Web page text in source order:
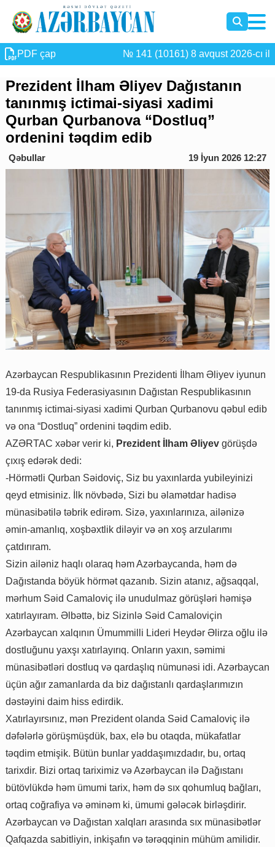
PDF çap № 141 (10161) 8 avqust 2026-cı il
Prezident İlham Əliyev Dağıstanın
tanınmış ictimai-siyasi xadimi
Qurban Qurbanova “Dostluq”
ordenini təqdim edib
Qəbullar 19 İyun 2026 12:27
Azərbaycan Respublikasının Prezidenti İlham Əliyev iyunun
19-da Rusiya Federasiyasının Dağıstan Respublikasının
tanınmış ictimai-siyasi xadimi Qurban Qurbanovu qəbul edib
və ona “Dostluq” ordenini təqdim edib.
AZƏRTAC xəbər verir ki, Prezident İlham Əliyev görüşdə
çıxış edərək dedi:
-Hörmətli Qurban Səidoviç, Siz bu yaxınlarda yubileyinizi
qeyd etmisiniz. İlk növbədə, Sizi bu əlamətdar hadisə
münasibətilə təbrik edirəm. Sizə, yaxınlarınıza, ailənizə
əmin-amanlıq, xoşbəxtlik diləyir və ən xoş arzularımı
çatdırıram.
Sizin ailəniz haqlı olaraq həm Azərbaycanda, həm də
Dağıstanda böyük hörmət qazanıb. Sizin atanız, ağsaqqal,
mərhum Səid Camaloviç ilə unudulmaz görüşləri həmişə
xatırlayıram. Əlbəttə, biz Sizinlə Səid Camaloviçin
Azərbaycan xalqının Ümummilli Lideri Heydər Əlirza oğlu ilə
dostluğunu yaxşı xatırlayırıq. Onların yaxın, səmimi
münasibətləri dostluq və qardaşlıq nümunəsi idi. Azərbaycan
üçün ağır zamanlarda da biz dağıstanlı qardaşlarımızın
dəstəyini daim hiss edirdik.
Xatırlayırsınız, mən Prezident olanda Səid Camaloviç ilə
dəfələrlə görüşmüşdük, bax, elə bu otaqda, mükafatlar
təqdim etmişik. Bütün bunlar yaddaşımızdadır, bu, ortaq
tarixdir. Bizi ortaq tariximiz və Azərbaycan ilə Dağıstanı
bütövlükdə həm ümumi tarix, həm də sıx qohumluq bağları,
ortaq coğrafiya və əminəm ki, ümumi gələcək birləşdirir.
Azərbaycan və Dağıstan xalqları arasında sıx münasibətlər
Qafqazda sabitliyin, inkişafın və tərəqqinin mühüm amilidir.